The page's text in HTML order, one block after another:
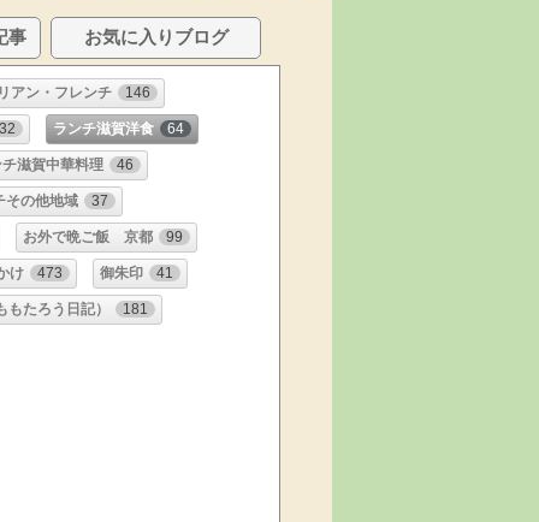
事 お気に入りブログ
アン・フレンチ 146
ランチ滋賀洋食 64
チ滋賀中華料理 46
その他地域 37
お外で晩ご飯 京都 99
け 473 御朱印 41
もたろう日記） 181